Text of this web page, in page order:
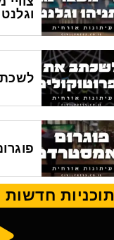
וגלנט
תוכניות חדשות